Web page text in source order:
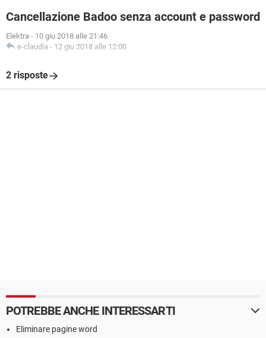
Cancellazione Badoo senza account e password
Elektra - 10 giu 2018 alle 21:46
e-claudia - 12 giu 2018 alle 12:00
2 risposte
POTREBBE ANCHE INTERESSARTI
Eliminare pagine word